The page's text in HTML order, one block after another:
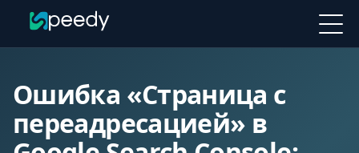
Ошибка «Страница с
переадресацией» в